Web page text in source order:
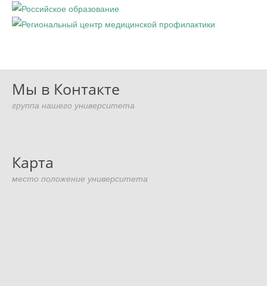
Мы в Контакте
группа нашего университета
Карта
место положение университета